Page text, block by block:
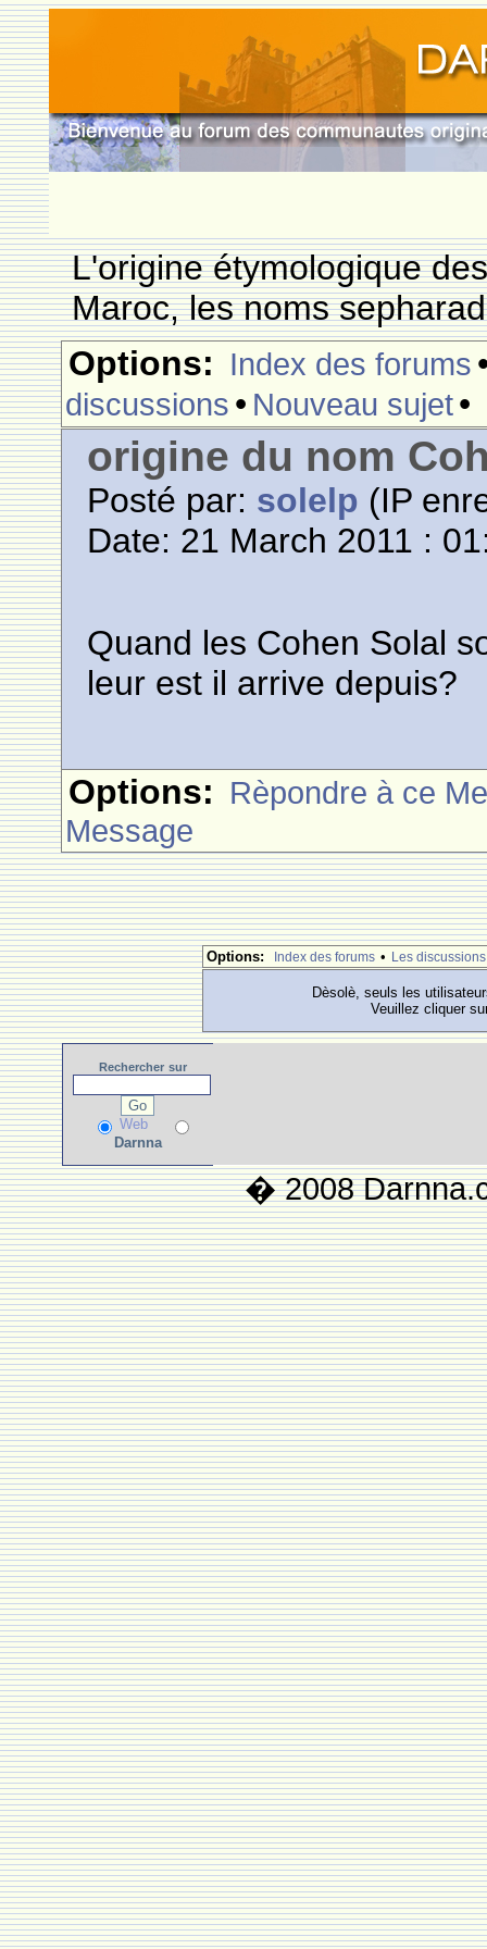
L'origine étymologique
Maroc, les noms
Options: Index des forums
discussions • Nouveau sujet•
origine du nom
Posté par: solelp (IP
Date: 21 March 2011 :
Quand les Cohen Solal
leur est il arrive depuis?
Options: Rèpondre à ce
Message
Options: Index des forums • Les discussions
Dèsolè, seuls les
Veuillez cliquer
Rechercher sur
Web
Darnna
� 2008